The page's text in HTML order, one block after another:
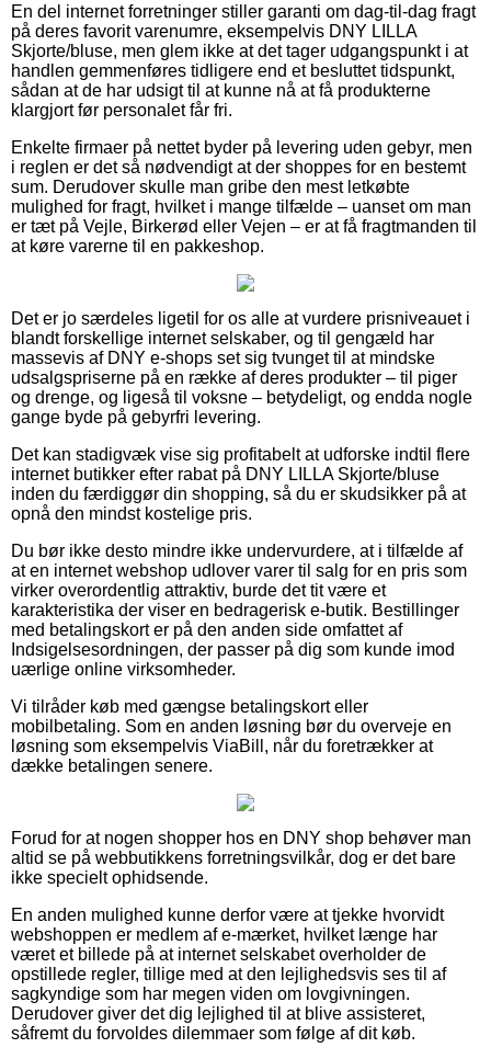
En del internet forretninger stiller garanti om dag-til-dag fragt
på deres favorit varenumre, eksempelvis DNY LILLA
Skjorte/bluse, men glem ikke at det tager udgangspunkt i at
handlen gemmenføres tidligere end et besluttet tidspunkt,
sådan at de har udsigt til at kunne nå at få produkterne
klargjort før personalet får fri.
Enkelte firmaer på nettet byder på levering uden gebyr, men
i reglen er det så nødvendigt at der shoppes for en bestemt
sum. Derudover skulle man gribe den mest letkøbte
mulighed for fragt, hvilket i mange tilfælde – uanset om man
er tæt på Vejle, Birkerød eller Vejen – er at få fragtmanden til
at køre varerne til en pakkeshop.
Det er jo særdeles ligetil for os alle at vurdere prisniveauet i
blandt forskellige internet selskaber, og til gengæld har
massevis af DNY e-shops set sig tvunget til at mindske
udsalgspriserne på en række af deres produkter – til piger
og drenge, og ligeså til voksne – betydeligt, og endda nogle
gange byde på gebyrfri levering.
Det kan stadigvæk vise sig profitabelt at udforske indtil flere
internet butikker efter rabat på DNY LILLA Skjorte/bluse
inden du færdiggør din shopping, så du er skudsikker på at
opnå den mindst kostelige pris.
Du bør ikke desto mindre ikke undervurdere, at i tilfælde af
at en internet webshop udlover varer til salg for en pris som
virker overordentlig attraktiv, burde det tit være et
karakteristika der viser en bedragerisk e-butik. Bestillinger
med betalingskort er på den anden side omfattet af
Indsigelsesordningen, der passer på dig som kunde imod
uærlige online virksomheder.
Vi tilråder køb med gængse betalingskort eller
mobilbetaling. Som en anden løsning bør du overveje en
løsning som eksempelvis ViaBill, når du foretrækker at
dække betalingen senere.
Forud for at nogen shopper hos en DNY shop behøver man
altid se på webbutikkens forretningsvilkår, dog er det bare
ikke specielt ophidsende.
En anden mulighed kunne derfor være at tjekke hvorvidt
webshoppen er medlem af e-mærket, hvilket længe har
været et billede på at internet selskabet overholder de
opstillede regler, tillige med at den lejlighedsvis ses til af
sagkyndige som har megen viden om lovgivningen.
Derudover giver det dig lejlighed til at blive assisteret,
såfremt du forvoldes dilemmaer som følge af dit køb.